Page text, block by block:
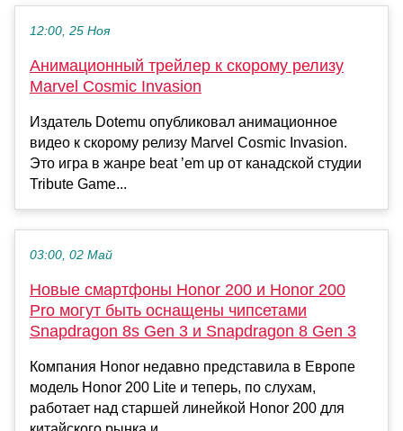
12:00, 25 Ноя
Анимационный трейлер к скорому релизу
Marvel Cosmic Invasion
Издатель Dotemu опубликовал анимационное
видео к скорому релизу Marvel Cosmic Invasion.
Это игра в жанре beat ’em up от канадской студии
Tribute Game...
03:00, 02 Май
Новые смартфоны Honor 200 и Honor 200
Pro могут быть оснащены чипсетами
Snapdragon 8s Gen 3 и Snapdragon 8 Gen 3
Компания Honor недавно представила в Европе
модель Honor 200 Lite и теперь, по слухам,
работает над старшей линейкой Honor 200 для